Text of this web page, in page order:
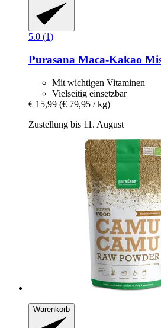
5.0 (1)
Purasana Maca-​Kakao
Mit wichtigen Vitaminen
Vielseitig einsetzbar
€ 15,99 (€ 79,95 / kg)
Zustellung bis 11. August
Warenkorb